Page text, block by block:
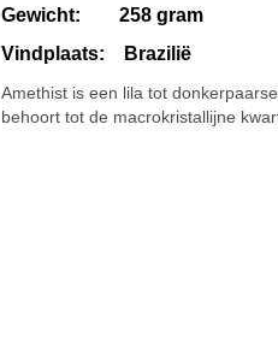
Gewicht: 258 gram
Vindplaats: Brazilië
Amethist is een lila tot
behoort tot de macrokristallijne